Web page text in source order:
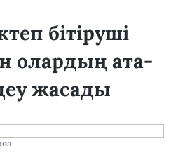
бітіруші
олардың ата-
жасады